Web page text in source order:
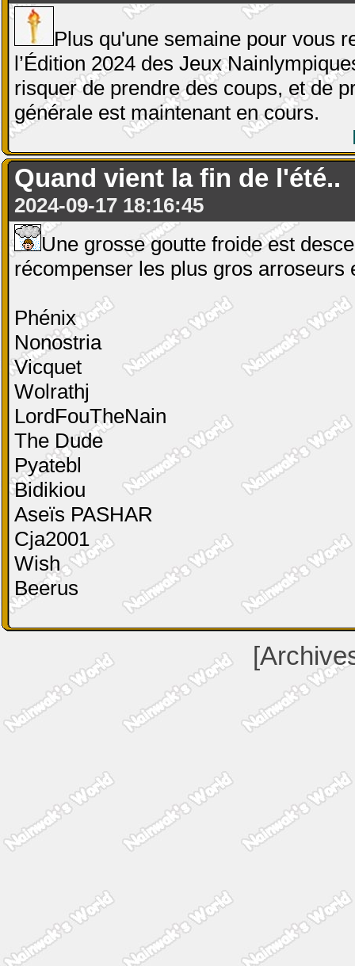
Plus qu'une semaine pour vous
l’Édition 2024 des Jeux
risquer de prendre des coups, et de
générale est maintenant en cours.
Quand vient la fin de l'été..
2024-09-17 18:16:45
Une grosse goutte froide est
récompenser les plus gros arroseurs
Phénix
Nonostria
Vicquet
Wolrathj
LordFouTheNain
The Dude
Pyatebl
Bidikiou
Aseïs PASHAR
Cja2001
Wish
Beerus